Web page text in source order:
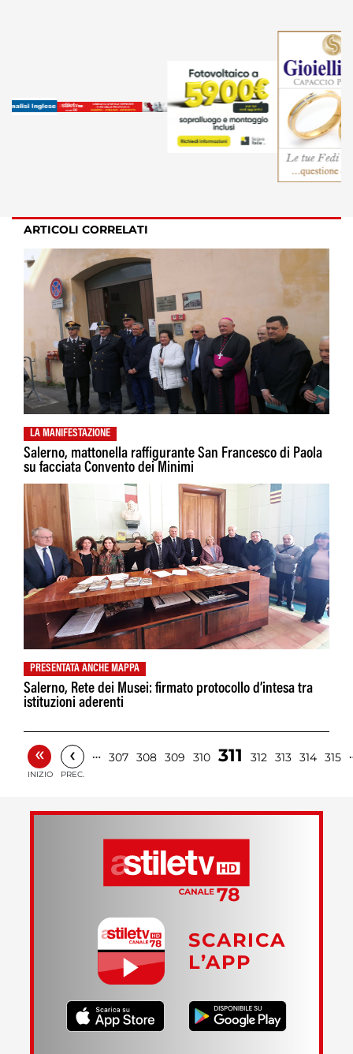
ARTICOLI CORRELATI
LA MANIFESTAZIONE
Salerno, mattonella raffigurante San Francesco di Paola
su facciata Convento dei Minimi
PRESENTATA ANCHE MAPPA
Salerno, Rete dei Musei: firmato protocollo d’intesa tra
istituzioni aderenti
«
INIZIO
‹
PREC.
… 307 308 309 310 311 312 313 314 315
SCARICA
L’APP